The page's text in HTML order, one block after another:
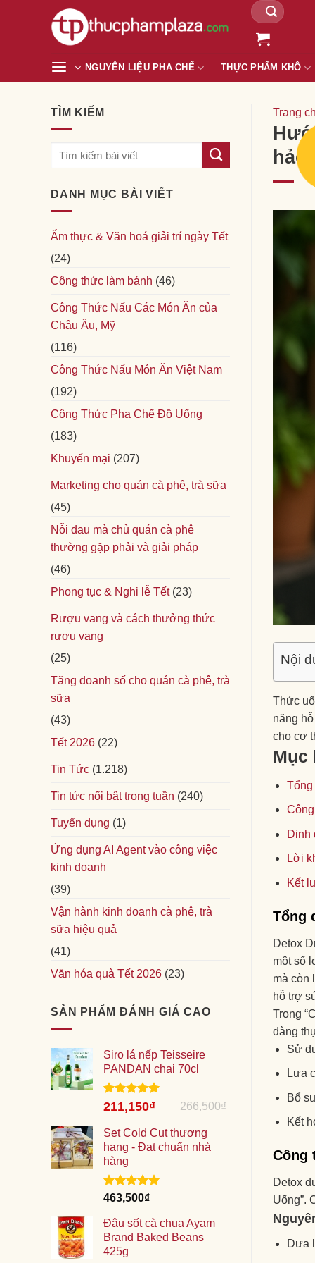
Tìm
kiếm:
NGUYÊN LIỆU PHA CHẾ THỰC PHẨM KHÔ
TÌM KIẾM
DANH MỤC BÀI VIẾT
Ẩm thực & Văn hoá giải trí ngày Tết
(24)
Công thức làm bánh (46)
Công Thức Nấu Các Món Ăn của
Châu Âu, Mỹ
(116)
Công Thức Nấu Món Ăn Việt Nam
(192)
Công Thức Pha Chế Đồ Uống
(183)
Khuyến mại (207)
Marketing cho quán cà phê, trà sữa
(45)
Nỗi đau mà chủ quán cà phê
thường gặp phải và giải pháp
(46)
Phong tục & Nghi lễ Tết(23)
Rượu vang và cách thưởng thức
rượu vang
(25)
Tăng doanh số cho quán cà phê, trà
sữa
(43)
Tết 2026 (22)
Tin Tức (1.218)
Tin tức nổi bật trong tuần (240)
Tuyển dụng (1)
Ứng dụng AI Agent vào công việc
kinh doanh
(39)
Vận hành kinh doanh cà phê, trà
sữa hiệu quả
(41)
Văn hóa quà Tết 2026 (23)
SẢN PHẨM ĐÁNH GIÁ CAO
Siro lá nếp Teisseire
PANDAN chai 70cl
Được xếp
hạng
5 sao
266,500₫
Giá
là:
266,500₫.
211,150₫Giá
tại
là:
Set Cold Cut thượng
hạng - Đạt chuẩn nhà
hàng
Được xếp
5 sao
463,500₫
Đậu sốt cà chua Ayam
Brand Baked Beans
425g
Trang
hảo
Nội
Thức
năng
cho cơ
Mục
Tổng
Dinh
Lời
Kết
Tổng
Detox
một số
mà còn
hỗ trợ
Trong
dàng
Sử
Lựa
Bổ
Kết
Công
Detox
Uống”.
Dưa